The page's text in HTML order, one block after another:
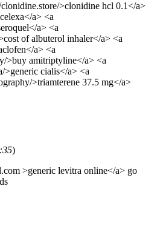
>clonidine hcl 0.1</a>
a> <a
a> <a
of albuterol inhaler</a> <a
a> <a
>buy amitriptyline</a> <a
>generic cialis</a> <a
>triamterene 37.5 mg</a>
)
>generic levitra online</a> go